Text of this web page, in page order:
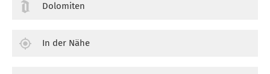
Dolomiten
In der Nähe